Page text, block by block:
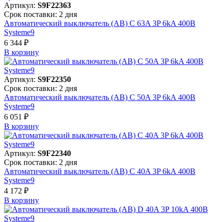
Артикул: S9F22363
Срок поставки: 2 дня
Автоматический выключатель (АВ) C 63A 3P 6kA 400В
Systeme9
6 344 ₽
В корзинy
Артикул: S9F22350
Срок поставки: 2 дня
Автоматический выключатель (АВ) C 50A 3P 6kA 400В
Systeme9
6 051 ₽
В корзинy
Артикул: S9F22340
Срок поставки: 2 дня
Автоматический выключатель (АВ) C 40A 3P 6kA 400В
Systeme9
4 172 ₽
В корзинy